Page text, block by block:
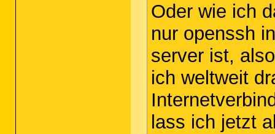
Oder wie ich
nur openssh
server ist,
ich weltweit
lass ich jetzt